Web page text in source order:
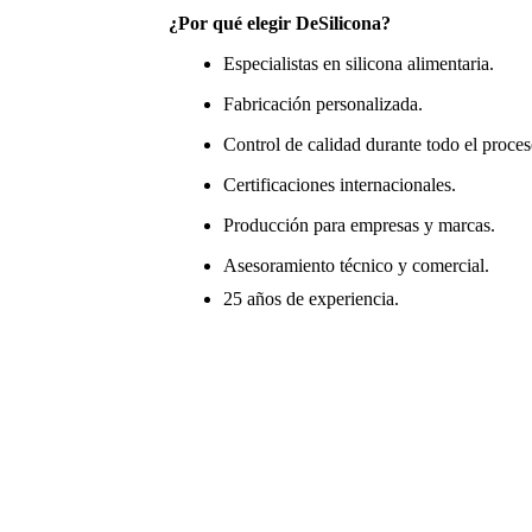
¿Por qué elegir DeSilicona?
Especialistas en silicona alimentaria.
Fabricación personalizada.
Control de calidad durante todo el
Certificaciones internacionales.
Producción para empresas y marcas.
Asesoramiento técnico y comercial.
25 años de experiencia.